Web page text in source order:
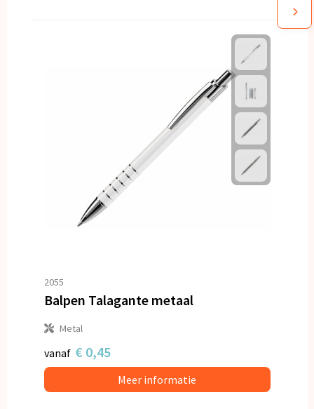
2055
Balpen Talagante metaal
Metal
vanaf € 0,45
Meer informatie